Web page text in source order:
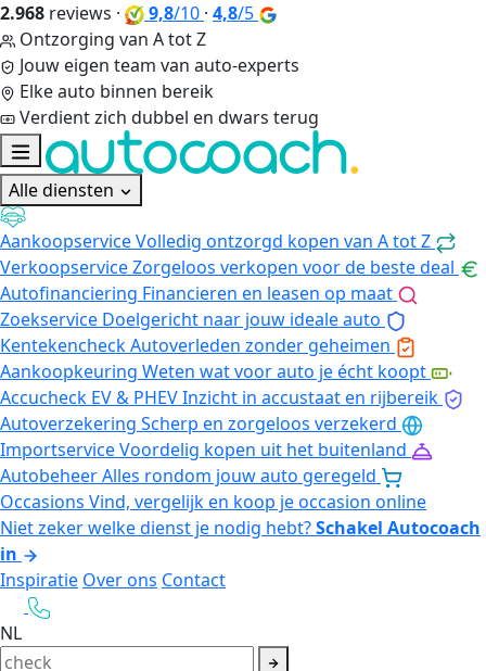
2.968 reviews · 9,8/10 · 4,8/5
Ontzorging van A tot Z
Jouw eigen team van auto-experts
Elke auto binnen bereik
Verdient zich dubbel en dwars terug
Alle diensten
AankoopserviceVolledig ontzorgd kopen van A tot Z
VerkoopserviceZorgeloos verkopen voor de beste deal
Autofinanciering Financieren en leasen op maat
Zoekservice Doelgericht naar jouw ideale auto
KentekencheckAutoverleden zonder geheimen
Aankoopkeuring Weten wat voor auto je écht koopt
Accucheck EV & PHEVInzicht in accustaat en rijbereik
Autoverzekering Scherp en zorgeloos verzekerd
ImportserviceVoordelig kopen uit het buitenland
AutobeheerAlles rondom jouw auto geregeld
Occasions Vind, vergelijk en koop je occasion online
Niet zeker welke dienst je nodig hebt?Schakel Autocoach
in
Inspiratie Over ons Contact
NL